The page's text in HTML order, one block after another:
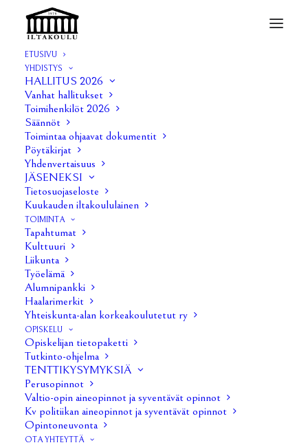
ETUSIVU
YHDISTYS
HALLITUS 2026
Vanhat hallitukset
Toimihenkilöt 2026
Säännöt
Toimintaa ohjaavat dokumentit
Pöytäkirjat
Yhdenvertaisuus
JÄSENEKSI
Tietosuojaseloste
Kuukauden iltakoululainen
TOIMINTA
Tapahtumat
Kulttuuri
Liikunta
Työelämä
Alumnipankki
Haalarimerkit
Yhteiskunta-alan korkeakoulutetut ry
OPISKELU
Opiskelijan tietopaketti
Tutkinto-ohjelma
TENTTIKYSYMYKSIÄ
Perusopinnot
Valtio-opin aineopinnot ja syventävät opinnot
Kv politiikan aineopinnot ja syventävät opinnot
Opintoneuvonta
OTA YHTEYTTÄ
ANTI 3/2021
Home ANTI 3/2021